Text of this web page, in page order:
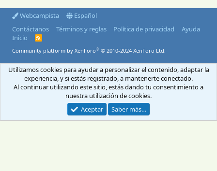
Webcampista
Español
Contáctanos
Términos y reglas Política de privacidad
Ayuda
Inicio
R
S
Community platform by XenForo® © 2010-2024 XenForo Ltd.
© 2004-2026 Webcampista.com
Envíanos un email
Aviso Legal
Política de privacidad
Menú profesionales
Política de cookies
Utilizamos cookies para ayudar a personalizar el contenido, adaptar la
experiencia, y si estás registrado, a mantenerte conectado.
Al continuar utilizando este sitio, estás dando tu consentimiento a
nuestra utilización de cookies.
Aceptar
Saber más…